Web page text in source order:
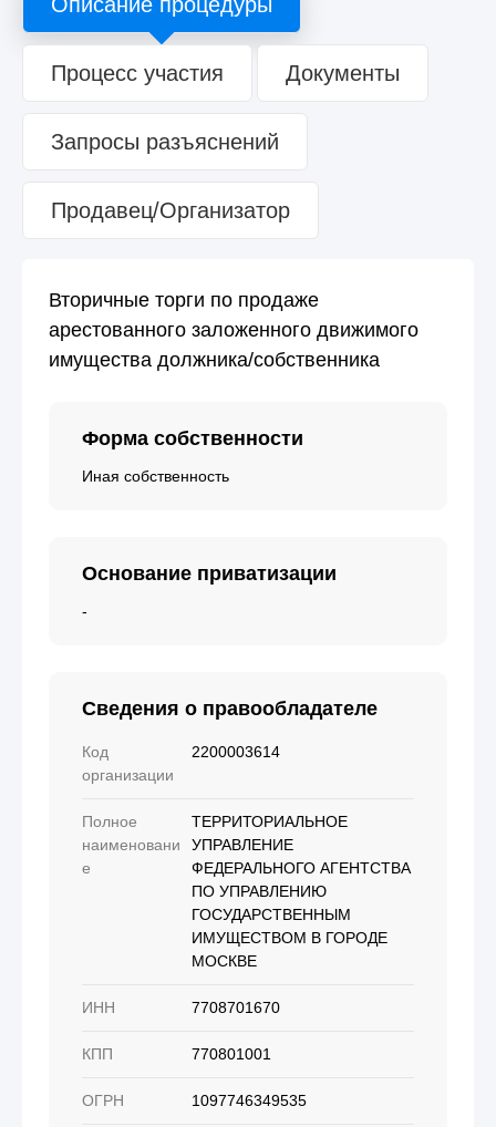
Описание процедуры
Процесс участия Документы
Запросы разъяснений
Продавец/Организатор
Вторичные торги по продаже
арестованного заложенного движимого
имущества должника/собственника
Форма собственности
Иная собственность
Основание приватизации
-
Сведения о правообладателе
Код
организации
2200003614
Полное
наименовани
е
ТЕРРИТОРИАЛЬНОЕ
УПРАВЛЕНИЕ
ФЕДЕРАЛЬНОГО АГЕНТСТВА
ПО УПРАВЛЕНИЮ
ГОСУДАРСТВЕННЫМ
ИМУЩЕСТВОМ В ГОРОДЕ
МОСКВЕ
ИНН 7708701670
КПП 770801001
ОГРН 1097746349535